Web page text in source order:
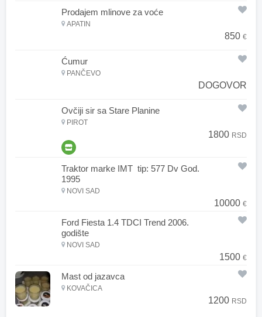
Prodajem mlinove za voće
APATIN
850 €
Ćumur
PANČEVO
DOGOVOR
Ovčiji sir sa Stare Planine
PIROT
1800 RSD
Traktor marke IMT tip: 577 Dv God.
1995
NOVI SAD
10000 €
Ford Fiesta 1.4 TDCI Trend 2006.
godište
NOVI SAD
1500 €
Mast od jazavca
KOVAČICA
1200 RSD